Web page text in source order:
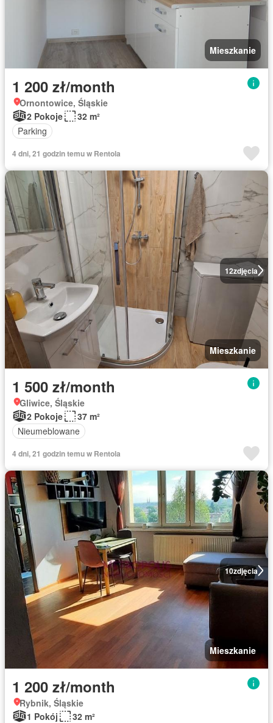
Mieszkanie
1 200 zł/month
Ornontowice, Śląskie
2 Pokoje
32 m²
Parking
4 dni, 21 godzin temu w Rentola
12zdjęcia
Mieszkanie
1 500 zł/month
Gliwice, Śląskie
2 Pokoje
37 m²
Nieumeblowane
4 dni, 21 godzin temu w Rentola
10zdjęcia
Mieszkanie
1 200 zł/month
Rybnik, Śląskie
1 Pokój
32 m²